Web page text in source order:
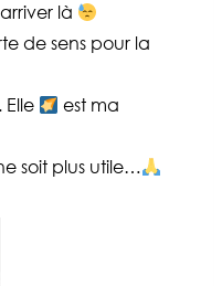
là
de sens pour la
est ma
soit plus utile…